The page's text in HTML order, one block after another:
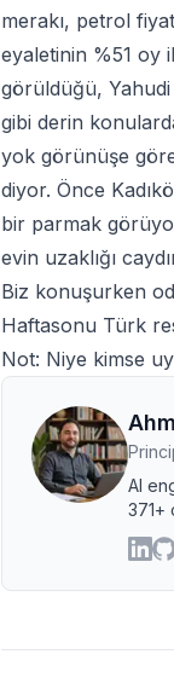
merakı, petrol
eyaletinin %51 oy
görüldüğü, Yahudi
gibi derin
yok görünüşe
diyor. Önce
bir parmak
evin uzaklığı
Biz konuşurken
Haftasonu Türk
Not: Niye kimse
AI
371+